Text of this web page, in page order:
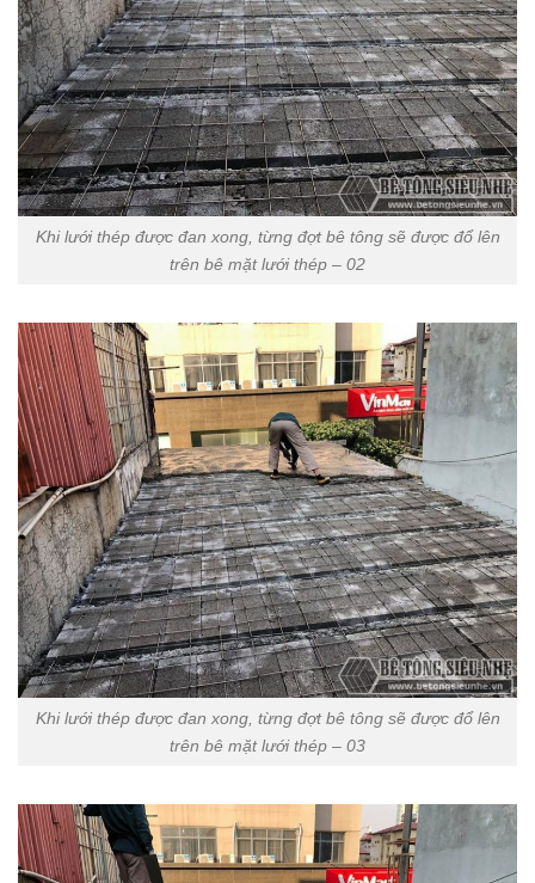
Khi lưới thép được đan xong, từng đợt bê tông sẽ được đổ lên
trên bê mặt lưới thép – 02
Khi lưới thép được đan xong, từng đợt bê tông sẽ được đổ lên
trên bê mặt lưới thép – 03